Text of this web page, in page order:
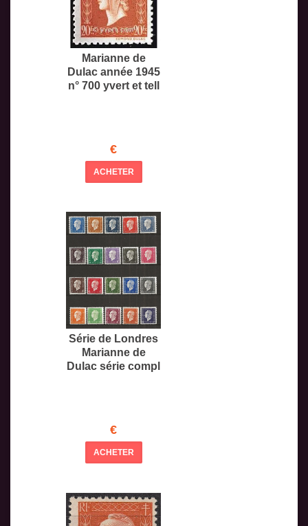
Marianne de
Dulac année 1945
n° 700 yvert et tell
€
ACHETER
Série de Londres
Marianne de
Dulac série compl
€
ACHETER